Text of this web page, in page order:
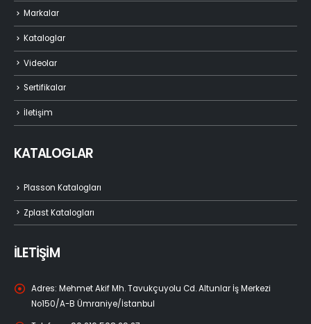
Markalar
Kataloglar
Videolar
Sertifikalar
İletişim
KATALOGLAR
Plasson Katalogları
Zplast Katalogları
İLETİŞİM
Adres: Mehmet Akif Mh. Tavukçuyolu Cd. Altunlar İş Merkezi
No150/A-B Ümraniye/İstanbul